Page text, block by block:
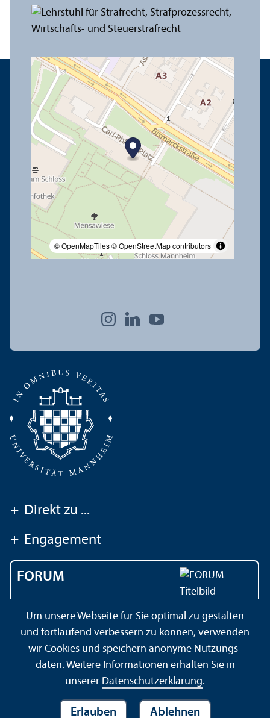
© OpenMapTiles© OpenStreetMap contributors
+ Direkt zu ...
+ Engagement
FORUM
Universität Mannheim
Impressum Datenschutz­erklärung Sitemap
Um unsere Webseite für Sie optimal zu gestalten
und fortlaufend verbessern zu können, verwenden
wir Cookies und speichern anonyme Nutzungs­
daten. Weitere Informationen erhalten Sie in
unserer Datenschutz­erklärung.
Erlauben Ablehnen